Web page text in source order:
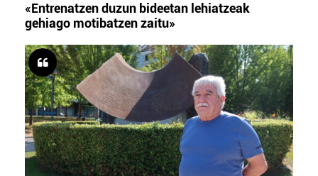
«Entrenatzen duzun bideetan lehiatzeak
gehiago motibatzen zaitu»